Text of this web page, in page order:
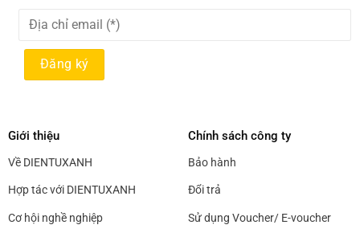
Giới thiệu
Về DIENTUXANH
Hợp tác với DIENTUXANH
Cơ hội nghề nghiệp
Chính sách công ty
Bảo hành
Đổi trả
Sử dụng Voucher/ E-voucher